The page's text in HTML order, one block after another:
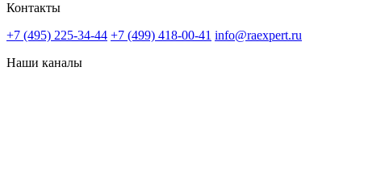
Контакты
+7 (495) 225-34-44 +7 (499) 418-00-41 info@raexpert.ru
Наши каналы